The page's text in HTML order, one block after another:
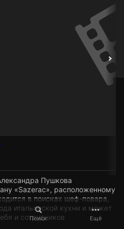
Поиск Ещё
Пушкова
«Sazerac», расположенному
в поисках шеф-повара,
итальянской кухни и может
и сотрудников